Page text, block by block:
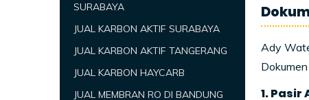
Ady
1. Pasir
SURABAYA
JUAL KARBON AKTIF SURABAYA
JUAL KARBON AKTIF TANGERANG
JUAL KARBON HAYCARB
JUAL MEMBRAN RO DI BANDUNG